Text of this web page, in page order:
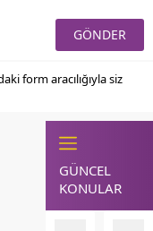
form aracılığıyla siz
GÜNCEL
KONULAR